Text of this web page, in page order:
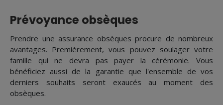
Prévoyance obsèques
Prendre une assurance obsèques procure de nombreux
avantages. Premièrement, vous pouvez soulager votre
famille qui ne devra pas payer la cérémonie. Vous
bénéficiez aussi de la garantie que l'ensemble de vos
derniers souhaits seront exaucés au moment des
obsèques.